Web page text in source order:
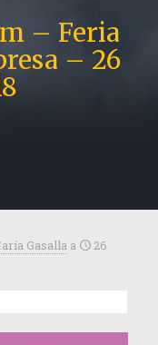
– Feria
– 26
Gasalla a
26